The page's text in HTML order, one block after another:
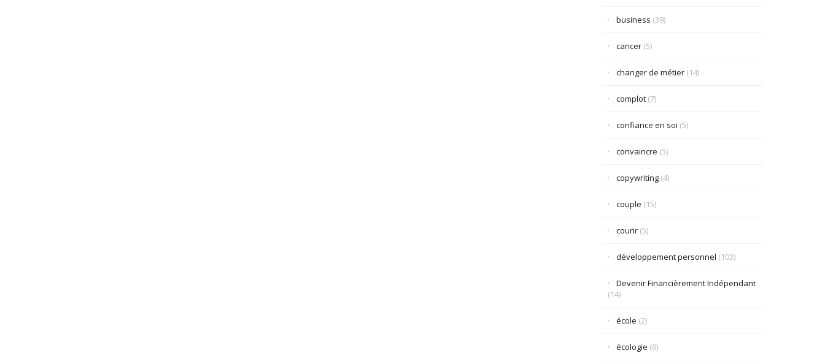
business (39)
cancer(5)
changer de métier(14)
complot(7)
confiance en soi (5)
convaincre (5)
copywriting(4)
couple (15)
courir(5)
développement personnel (103)
Devenir Financièrement Indépendant
(14)
école (2)
écologie (9)